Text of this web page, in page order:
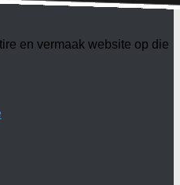
en vermaak website op die